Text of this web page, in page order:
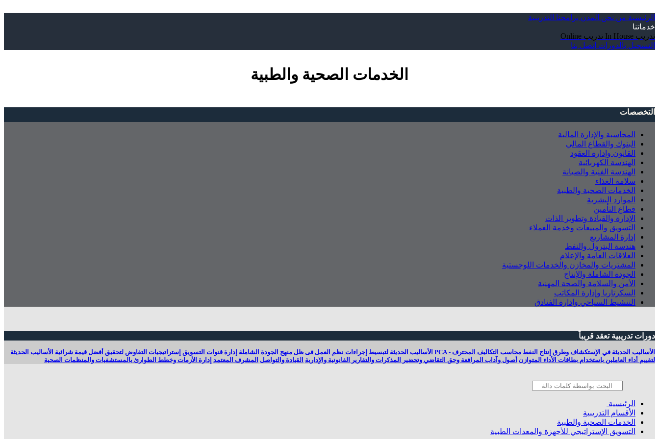
الرئيسية من نحن المدن برامجنا التدريبية
خدماتنا
تدريب In House
تدريب Online
التسجيل بالدورات إتصل بنا
الخدمات الصحية والطبية
التخصصات
المحاسبة والإدارة المالية
البنوك والقطاع المالي
القانون وإدارة العقود
الهندسة الكهربائية
الهندسة الفنية والصيانة
سلامة الغذاء
الخدمات الصحية والطبية
الموارد البشرية
قطاع التأمين
الإدارة والقيادة وتطوير الذات
التسويق والمبيعات وخدمة العملاء
إدارة المشاريع
هندسة البترول والنفط
العلاقات العامة والإعلام
المشتريات والمخازن والخدمات اللوجستية
الجودة الشاملة والإنتاج
الأمن والسلامة والصحة المهنية
السكرتاريا وإدارة المكاتب
التنشيط السياحي وإدارة الفنادق
دورات تدريبية تعقد قريباً
الأساليب الحديثة في الإستكشاف وطرق إنتاج النفط محاسب التكاليف المحترف - PCA الأساليب الحديثة لتبسيط إجراءات نظم العمل فى ظل منهج الجودة الشاملة إدارة قنوات التسويق إستراتيجيات التفاوض لتحقيق أفضل قيمة شرائية الأساليب الحديثة
لتقييم أداء العاملين باستخدام بطاقات الأداء المتوازن أصول وآداب المرافعة وحق التقاضي وتحضير المذكرات والتقارير القانونية والإدارية القيادة والتواصل المشرف المعتمد إدارة الأزمات وخطط الطوارئ بالمستشفيات والمنظمات الصحية
الرئيسية
الأقسام التدريبية
الخدمات الصحية والطبية
التسويق الإستراتيجي للأجهزة والمعدات الطبية